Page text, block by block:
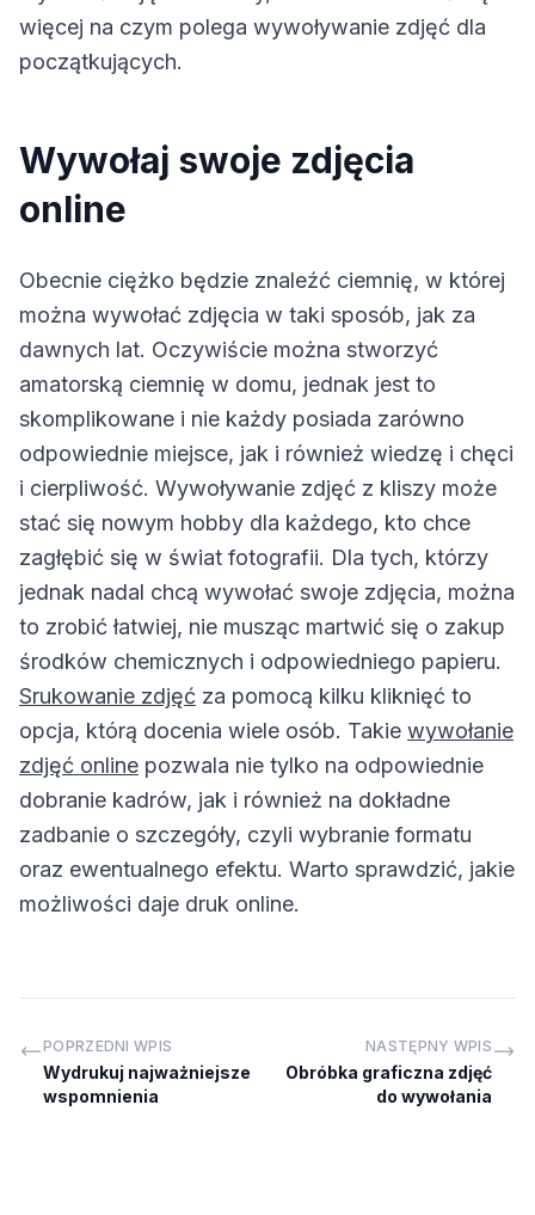
więcej na czym polega wywoływanie zdjęć dla
początkujących.
Wywołaj swoje zdjęcia
online
Obecnie ciężko będzie znaleźć ciemnię, w której
można wywołać zdjęcia w taki sposób, jak za
dawnych lat. Oczywiście można stworzyć
amatorską ciemnię w domu, jednak jest to
skomplikowane i nie każdy posiada zarówno
odpowiednie miejsce, jak i również wiedzę i chęci
i cierpliwość. Wywoływanie zdjęć z kliszy może
stać się nowym hobby dla każdego, kto chce
zagłębić się w świat fotografii. Dla tych, którzy
jednak nadal chcą wywołać swoje zdjęcia, można
to zrobić łatwiej, nie musząc martwić się o zakup
środków chemicznych i odpowiedniego papieru.
Srukowanie zdjęć za pomocą kilku kliknięć to
opcja, którą docenia wiele osób. Takie wywołanie
zdjęć online pozwala nie tylko na odpowiednie
dobranie kadrów, jak i również na dokładne
zadbanie o szczegóły, czyli wybranie formatu
oraz ewentualnego efektu. Warto sprawdzić, jakie
możliwości daje druk online.
POPRZEDNI WPIS
Wydrukuj najważniejsze
wspomnienia
NASTĘPNY WPIS
Obróbka graficzna zdjęć
do wywołania